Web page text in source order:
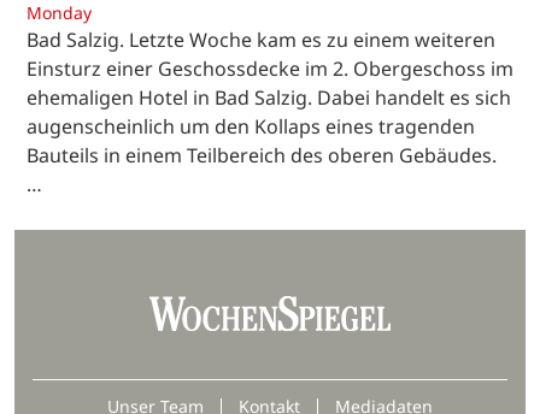
Monday
Bad Salzig. Letzte Woche kam es zu einem weiteren
Einsturz einer Geschossdecke im 2. Obergeschoss im
ehemaligen Hotel in Bad Salzig. Dabei handelt es sich
augenscheinlich um den Kollaps eines tragenden
Bauteils in einem Teilbereich des oberen Gebäudes.
…
Unser Team Kontakt Mediadaten